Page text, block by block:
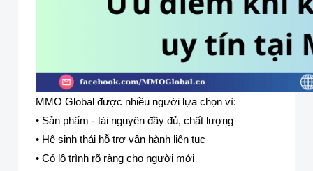
MMO Global được nhiều người lựa chọn vì:
• Sản phẩm - tài nguyên đầy đủ, chất lượng
• Hệ sinh thái hỗ trợ vận hành liên tục
• Có lộ trình rõ ràng cho người mới